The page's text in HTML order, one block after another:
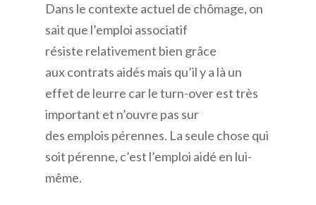
Dans le contexte actuel de chômage, on
sait que l’emploi associatif
résiste relativement bien grâce
aux contrats aidés mais qu’il y a là un
effet de leurre car le turn-over est très
important et n’ouvre pas sur
des emplois pérennes. La seule chose qui
soit pérenne, c’est l’emploi aidé en lui-
même.